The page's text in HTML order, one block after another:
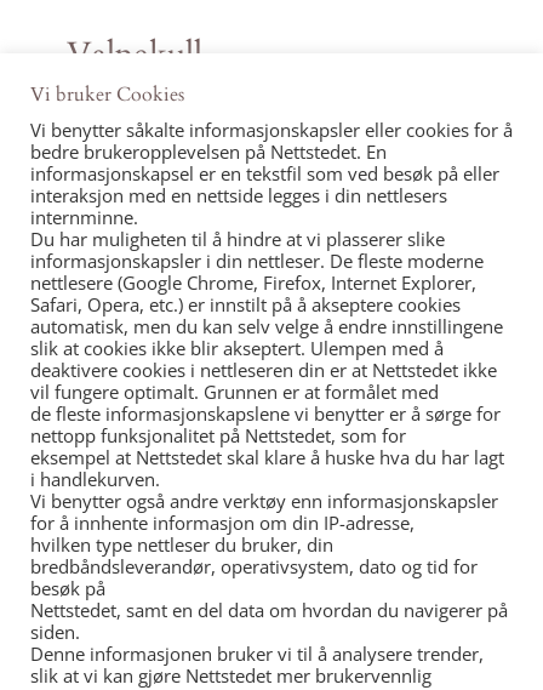
Valpekull
Ingen valper meldt inn
Kanskje synes du dette også er
interessant?
DNA TEST PRA4
PRA4 PRA, progressiv retinal atrofi, er et samlenavn
for en gruppe øyesykdommer som forårsaker like
symptomer. En av disse PRA-variantene kalles PRA4
og forekommer hos
Les mer »
ØYELYSNING KRAV
Ref: Norsk Kennelklubb Krav til øyelysing før
registrering av valper Flere raser har tilleggskrav til
foreldredyr for registrering av valper. Nedenfor ser
du helse- og
Vi bruker Cookies
Vi benytter såkalte informasjonskapsler eller cookies for å
bedre brukeropplevelsen på Nettstedet. En
informasjonskapsel er en tekstfil som ved besøk på eller
interaksjon med en nettside legges i din nettlesers
internminne.
Du har muligheten til å hindre at vi plasserer slike
informasjonskapsler i din nettleser. De fleste moderne
nettlesere (Google Chrome, Firefox, Internet Explorer,
Safari, Opera, etc.) er innstilt på å akseptere cookies
automatisk, men du kan selv velge å endre innstillingene
slik at cookies ikke blir akseptert. Ulempen med å
deaktivere cookies i nettleseren din er at Nettstedet ikke
vil fungere optimalt. Grunnen er at formålet med
de fleste informasjonskapslene vi benytter er å sørge for
nettopp funksjonalitet på Nettstedet, som for
eksempel at Nettstedet skal klare å huske hva du har lagt
i handlekurven.
Vi benytter også andre verktøy enn informasjonskapsler
for å innhente informasjon om din IP-adresse,
hvilken type nettleser du bruker, din
bredbåndsleverandør, operativsystem, dato og tid for
besøk på
Nettstedet, samt en del data om hvordan du navigerer på
siden.
Denne informasjonen bruker vi til å analysere trender,
slik at vi kan gjøre Nettstedet mer brukervennlig